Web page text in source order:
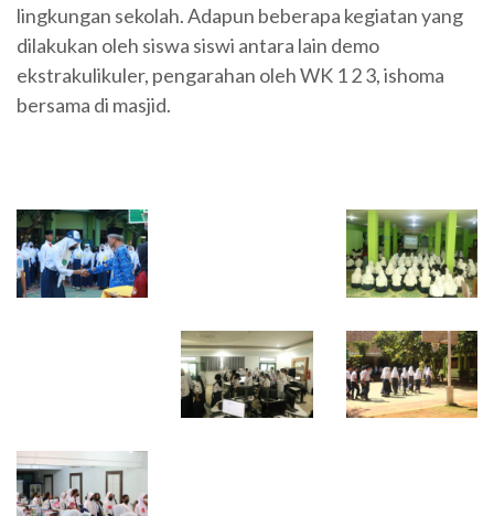
lingkungan sekolah. Adapun beberapa kegiatan yang
dilakukan oleh siswa siswi antara lain demo
ekstrakulikuler, pengarahan oleh WK 1 2 3, ishoma
bersama di masjid.